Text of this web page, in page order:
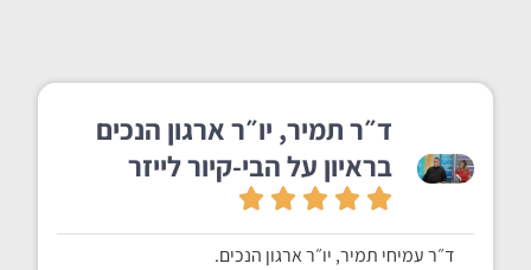
ד״ר תמיר, יו״ר ארגון הנכים
בראיון על הבי-קיור לייזר
ד״ר עמיחי תמיר, יו״ר ארגון הנכים.